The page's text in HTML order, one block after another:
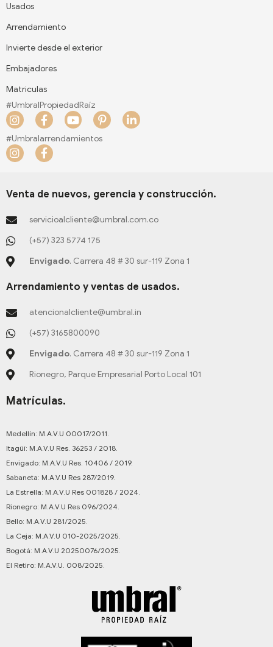
Usados
Arrendamiento
Invierte desde el exterior
Embajadores
Matriculas
#UmbralPropiedadRaíz
I
n
s
t
a
a
F
a
c
e
b
k
f
Y
o
u
P
i
n
s
-
p
L
i
n
i
n
#Umbralarrendamientos
I
n
a
r
a
m
F
a
b
o
k
-
f
Venta de nuevos, gerencia y construcción.
servicioalcliente@umbral.com.co
(+57) 323 5774 175
Envigado. Carrera 48 # 30 sur-119 Zona 1
Arrendamiento y ventas de usados.
atencionalcliente@umbral.in
(+57) 3165800090
Envigado. Carrera 48 # 30 sur-119 Zona 1
Rionegro, Parque Empresarial Porto Local 101
Matrículas.
Medellín: M.A.V.U 00017/2011.
Itagüí: M.A.V.U Res. 36253 / 2018.
Envigado: M.A.V.U Res. 10406 / 2019.
Sabaneta: M.A.V.U Res 287/2019.
La Estrella: M.A.V.U Res 001828 / 2024.
Rionegro: M.A.V.U Res 096/2024.
Bello: M.A.V.U 281/2025.
La Ceja: M.A.V.U 010-2025/2025.
Bogotá: M.A.V.U 20250076/2025.
El Retiro: M.A.V.U. 008/2025.